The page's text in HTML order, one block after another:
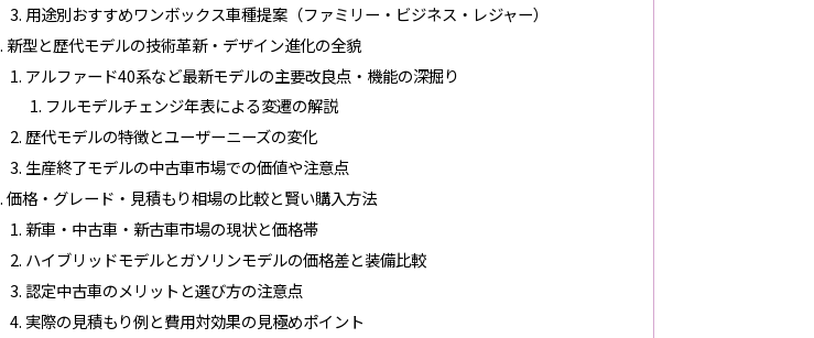
用途別おすすめワンボックス車種提案（ファミリー・ビジネス・レジャー）
新型と歴代モデルの技術革新・デザイン進化の全貌
アルファード40系など最新モデルの主要改良点・機能の深掘り
フルモデルチェンジ年表による変遷の解説
歴代モデルの特徴とユーザーニーズの変化
生産終了モデルの中古車市場での価値や注意点
価格・グレード・見積もり相場の比較と賢い購入方法
新車・中古車・新古車市場の現状と価格帯
ハイブリッドモデルとガソリンモデルの価格差と装備比較
認定中古車のメリットと選び方の注意点
実際の見積もり例と費用対効果の見極めポイント